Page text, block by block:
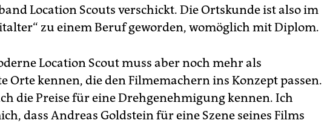
Location Scouts verschickt. Die Ortskunde ist also im
zu einem Beruf geworden, womöglich mit Diplom.
Location Scout muss aber noch mehr als
Orte kennen, die den Filmemachern ins Konzept passen.
die Preise für eine Drehgenehmigung kennen. Ich
dass Andreas Goldstein für eine Szene seines Films